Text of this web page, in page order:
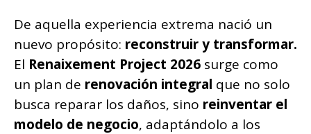
De aquella experiencia extrema nació un
nuevo propósito: reconstruir y transformar.
El Renaixement Project 2026 surge como
un plan de renovación integral que no solo
busca reparar los daños, sino reinventar el
modelo de negocio, adaptándolo a los